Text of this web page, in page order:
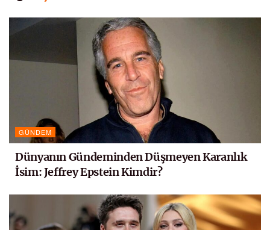
GÜNDEM
Dünyanın Gündeminden Düşmeyen Karanlık
İsim: Jeffrey Epstein Kimdir?